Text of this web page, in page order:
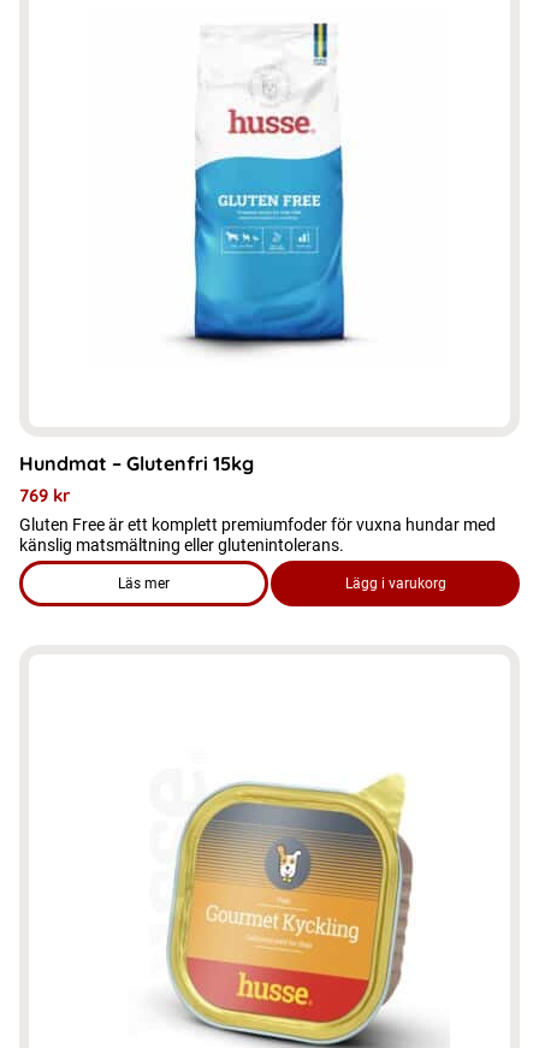
Hundmat – Glutenfri 15kg
769 kr
Gluten Free är ett komplett premiumfoder för vuxna hundar med
känslig matsmältning eller glutenintolerans.
Läs mer
om produkten Hundmat – Glutenfri 15kg
Lägg i varukorg